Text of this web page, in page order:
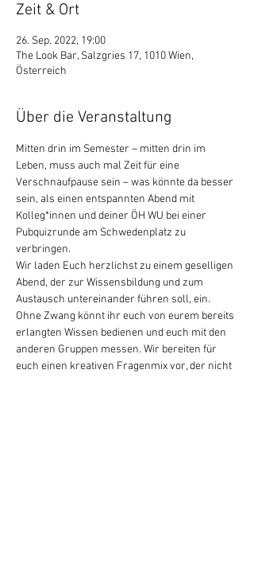
Zeit & Ort
26. Sep. 2022, 19:00
The Look Bar, Salzgries 17, 1010 Wien,
Österreich
Über die Veranstaltung
Mitten drin im Semester – mitten drin im
Leben, muss auch mal Zeit für eine
Verschnaufpause sein – was könnte da besser
sein, als einen entspannten Abend mit
Kolleg*innen und deiner ÖH WU bei einer
Pubquizrunde am Schwedenplatz zu
verbringen.
Wir laden Euch herzlichst zu einem geselligen
Abend, der zur Wissensbildung und zum
Austausch untereinander führen soll, ein.
Ohne Zwang könnt ihr euch von eurem bereits
erlangten Wissen bedienen und euch mit den
anderen Gruppen messen. Wir bereiten für
euch einen kreativen Fragenmix vor, der nicht